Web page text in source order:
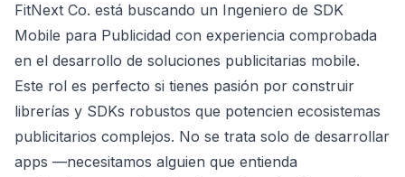
FitNext Co. está buscando un Ingeniero de SDK
Mobile para Publicidad con experiencia comprobada
en el desarrollo de soluciones publicitarias mobile.
Este rol es perfecto si tienes pasión por construir
librerías y SDKs robustos que potencien ecosistemas
publicitarios complejos. No se trata solo de desarrollar
apps —necesitamos alguien que entienda